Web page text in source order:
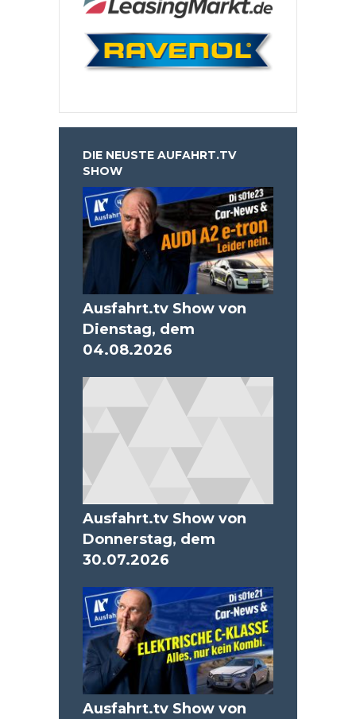
DIE NEUSTE AUFAHRT.TV
SHOW
Ausfahrt.tv Show von
Dienstag, dem
04.08.2026
Ausfahrt.tv Show von
Donnerstag, dem
30.07.2026
Ausfahrt.tv Show von